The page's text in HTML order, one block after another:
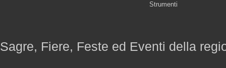
Strumenti
Sagre, Fiere, Feste ed Eventi della